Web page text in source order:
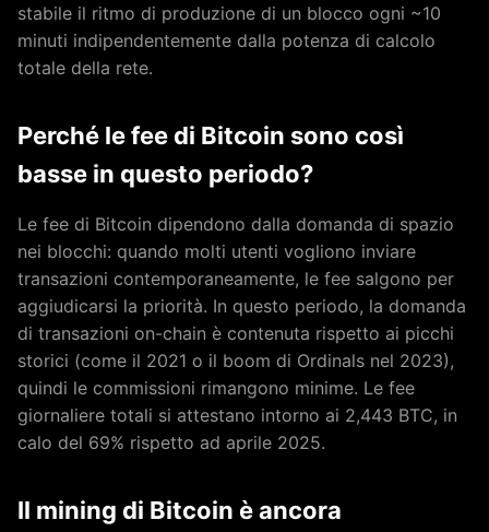
stabile il ritmo di produzione di un blocco ogni ~10
minuti indipendentemente dalla potenza di calcolo
totale della rete.
Perché le fee di Bitcoin sono così
basse in questo periodo?
Le fee di Bitcoin dipendono dalla domanda di spazio
nei blocchi: quando molti utenti vogliono inviare
transazioni contemporaneamente, le fee salgono per
aggiudicarsi la priorità. In questo periodo, la domanda
di transazioni on-chain è contenuta rispetto ai picchi
storici (come il 2021 o il boom di Ordinals nel 2023),
quindi le commissioni rimangono minime. Le fee
giornaliere totali si attestano intorno ai 2,443 BTC, in
calo del 69% rispetto ad aprile 2025.
Il mining di Bitcoin è ancora